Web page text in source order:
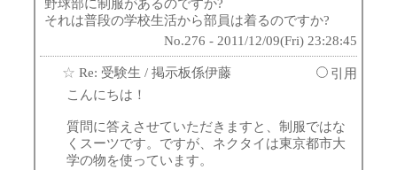
野球部に制服があるのですか?
それは普段の学校生活から部員は着るのですか?
No.276 - 2011/12/09(Fri) 23:28:45
☆ Re: 受験生 / 掲示板係伊藤
引用
こんにちは！
質問に答えさせていただきますと、制服ではな
くスーツです。ですが、ネクタイは東京都市大
学の物を使っています。